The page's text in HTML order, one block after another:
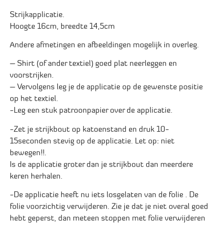
Strijkapplicatie.
Hoogte 16cm, breedte 14,5cm
Andere afmetingen en afbeeldingen mogelijk in overleg.
– Shirt (of ander textiel) goed plat neerleggen en
voorstrijken.
– Vervolgens leg je de applicatie op de gewenste positie
op het textiel.
-Leg een stuk patroonpapier over de applicatie.
-Zet je strijkbout op katoenstand en druk 10-
15seconden stevig op de applicatie. Let op: niet
bewegen!!.
Is de applicatie groter dan je strijkbout dan meerdere
keren herhalen.
-De applicatie heeft nu iets losgelaten van de folie . De
folie voorzichtig verwijderen. Zie je dat je niet overal goed
hebt geperst, dan meteen stoppen met folie verwijderen